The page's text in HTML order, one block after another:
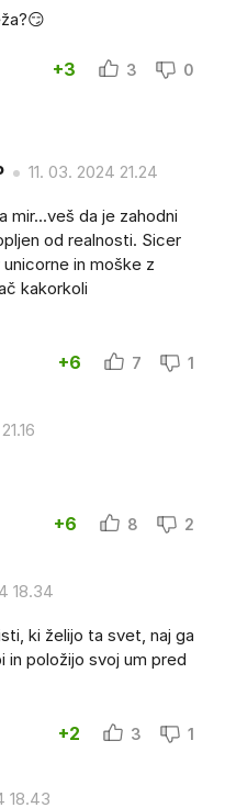
+3 3 0
11. 03. 2024 21.24
mir...veš da je zahodni
od realnosti. Sicer
in moške z
kakorkoli
+6 7 1
+6 8 2
18.34
ki želijo ta svet, naj ga
in položijo svoj um pred
+2 3 1
18.43